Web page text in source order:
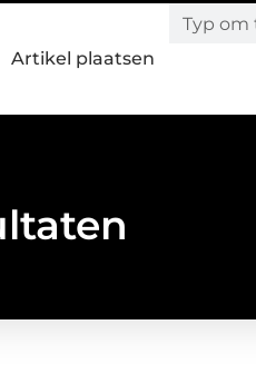
Artikel plaatsen